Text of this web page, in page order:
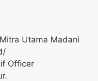
Utama Madani
Officer